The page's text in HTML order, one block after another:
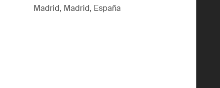
Madrid, Madrid, España